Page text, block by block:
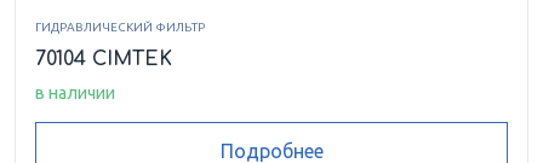
ГИДРАВЛИЧЕСКИЙ ФИЛЬТР
70104 CIMTEK
в наличии
Подробнее